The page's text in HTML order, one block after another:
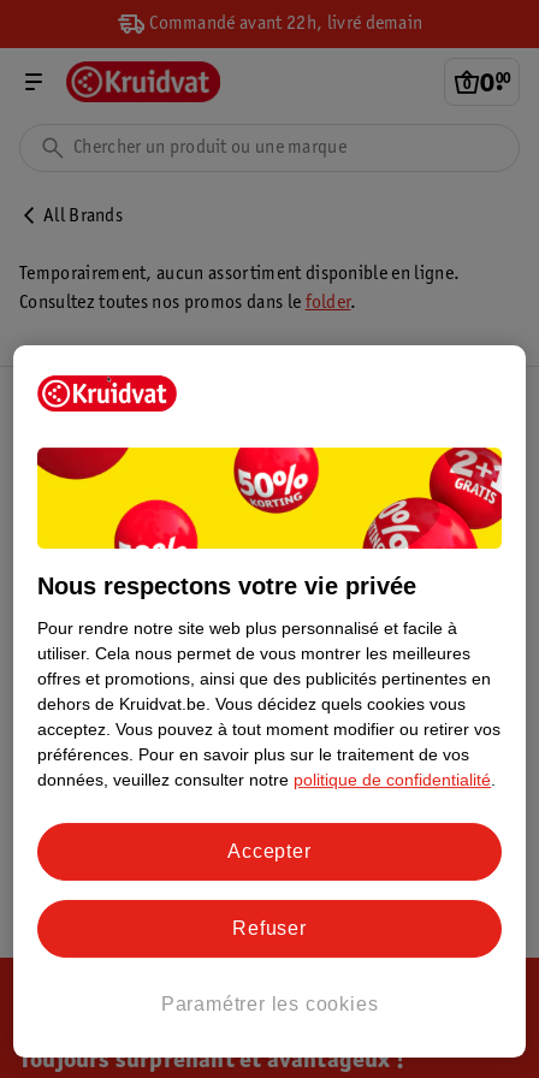
Commandé avant 22h, livré demain
0.
00
All Brands
Temporairement, aucun assortiment disponible en ligne.
Consultez toutes nos promos dans le folder.
Toujours surprenant et avantageux !
Nous respectons votre vie privée
Pour rendre notre site web plus personnalisé et facile à
utiliser. Cela nous permet de vous montrer les meilleures
offres et promotions, ainsi que des publicités pertinentes en
dehors de Kruidvat.be. Vous décidez quels cookies vous
acceptez. Vous pouvez à tout moment modifier ou retirer vos
préférences. Pour en savoir plus sur le traitement de vos
données, veuillez consulter notre politique de confidentialité
Paramétrer les cookies
Refuser
Accepter